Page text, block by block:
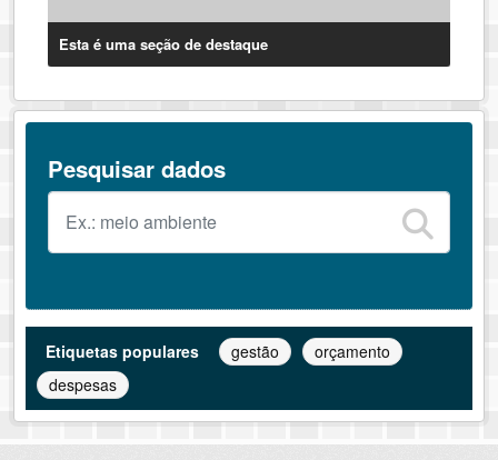
Esta é uma seção de destaque
Pesquisar dados
Etiquetas populares gestão
orçamento
despesas